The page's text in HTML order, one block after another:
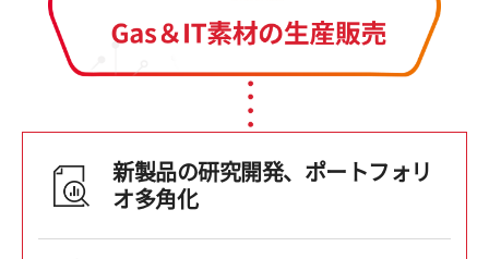
新製品の研究開発、ポートフォリ
オ多角化